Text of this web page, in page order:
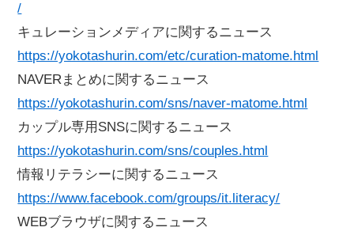
/
キュレーションメディアに関するニュース
https://yokotashurin.com/etc/curation-matome.html
NAVERまとめに関するニュース
https://yokotashurin.com/sns/naver-matome.html
カップル専用SNSに関するニュース
https://yokotashurin.com/sns/couples.html
情報リテラシーに関するニュース
https://www.facebook.com/groups/it.literacy/
WEBブラウザに関するニュース